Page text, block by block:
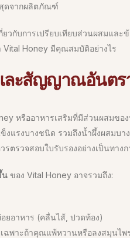
สุดจากผลิตภัณฑ์
ยวกับการเปรียบเทียบส่วนผสมแล
Vital Honey มีคุณสมบัติอย่างไร
ละสัญญาณอันตร
หรืออาหารเสริมที่มีส่วนผสมขอ
แรงบางชนิด รวมถึงน้ำผึ้งผสมบา
รวจสอบใบรับรองอย่างเป็นทางก
นของ Vital Honey อาจรวมถึง:
ยอาหาร (คลื่นไส้, ปวดท้อง)
ฉพาะถ้าคุณแพ้หวานหรือลงสมุนไพ